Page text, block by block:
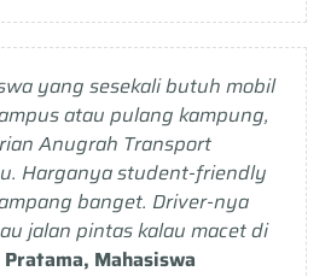
yang sesekali butuh mobil
atau pulang kampung,
Anugrah Transport
Harganya student-friendly
banget. Driver-nya
jalan pintas kalau macet di
Mahasiswa